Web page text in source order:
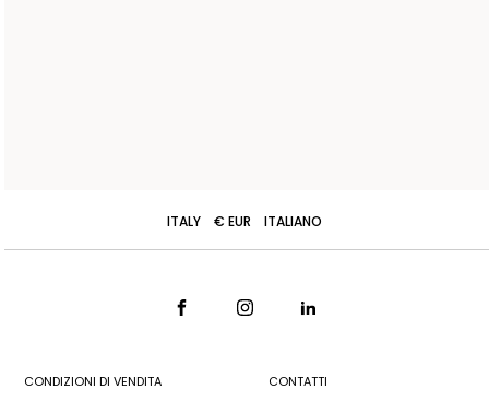
ITALY € EUR ITALIANO
CONDIZIONI DI VENDITA CONTATTI